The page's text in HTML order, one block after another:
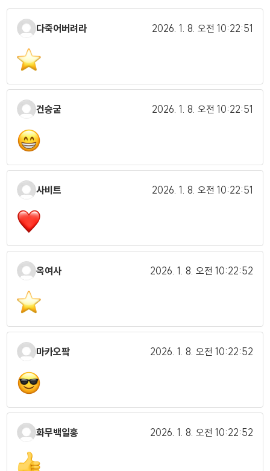
다죽어버려라 2026. 1. 8. 오전 10:22:51
건승굳 2026. 1. 8. 오전 10:22:51
사비트 2026. 1. 8. 오전 10:22:51
옥여사 2026. 1. 8. 오전 10:22:52
마카오팤 2026. 1. 8. 오전 10:22:52
화무백일홍 2026. 1. 8. 오전 10:22:52